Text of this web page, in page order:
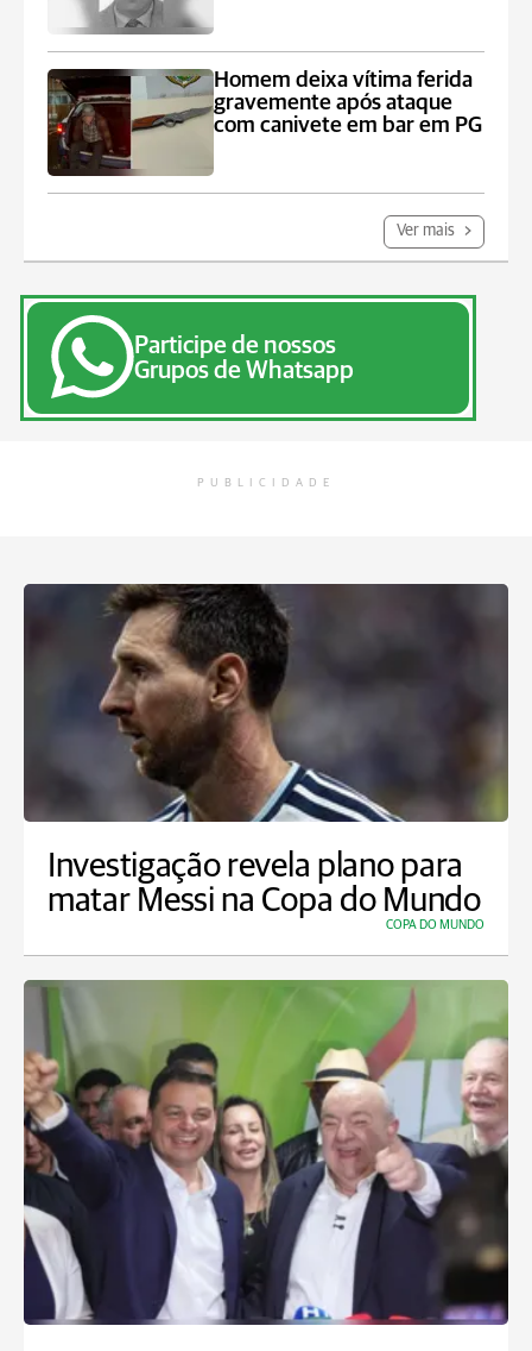
Homem deixa vítima ferida
gravemente após ataque
com canivete em bar em PG
Ver mais
Participe de nossos
Grupos de Whatsapp
PUBLICIDADE
Investigação revela plano para
matar Messi na Copa do Mundo
COPA DO MUNDO